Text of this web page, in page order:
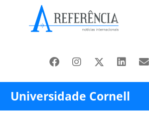
Universidade Cornell